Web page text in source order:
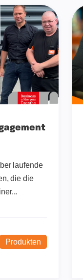
laufende
die die
Produkten